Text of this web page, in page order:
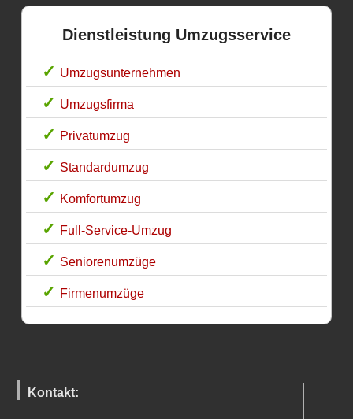
Dienstleistung Umzugsservice
Umzugsunternehmen
Umzugsfirma
Privatumzug
Standardumzug
Komfortumzug
Full-Service-Umzug
Seniorenumzüge
Firmenumzüge
Kontakt: